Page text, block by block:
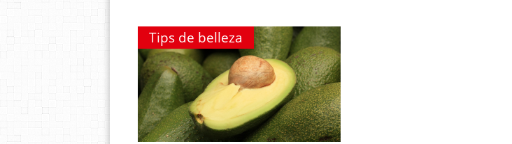
Tips de belleza